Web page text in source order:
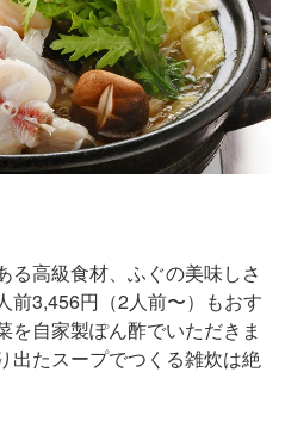
る高級食材、ふぐの美味しさ
前3,456円（2人前〜）もおす
を自家製ぽん酢でいただきま
出たスープでつくる雑炊は絶